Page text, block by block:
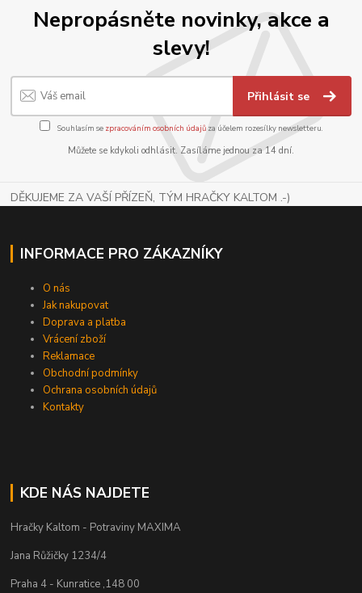
Nepropásněte novinky, akce a
slevy!
Přihlásit se
Souhlasím se zpracováním osobních údajůza účelem rozesílky newsletteru.
Můžete se kdykoli odhlásit. Zasíláme jednou za 14 dní.
DĚKUJEME ZA VAŠÍ PŘÍZEŇ, TÝM HRAČKY KALTOM .-)
INFORMACE PRO ZÁKAZNÍKY
O nás
Jak nakupovat
Doprava a platba
Vrácení zboží
Reklamace
Obchodní podmínky
Ochrana osobních údajů
Kontakty
KDE NÁS NAJDETE
Hračky Kaltom - Potraviny MAXIMA
Jana Růžičky 1234/4
Praha 4 - Kunratice ,148 00